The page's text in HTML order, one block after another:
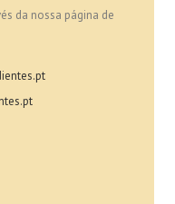
da nossa página de